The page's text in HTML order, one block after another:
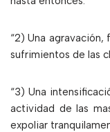
“2) Una
sufrimientos de las
“3) Una
actividad de las
expoliar